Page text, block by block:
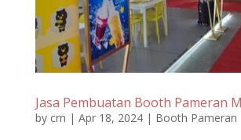
Jasa Pembuatan Booth Pameran
by crn | Apr 18, 2024| Booth Pameran